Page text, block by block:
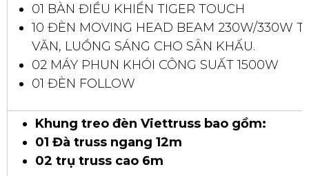
01 BÀN ĐIỀU KHIỂN TIGER TOUCH
10 ĐÈN MOVING HEAD BEAM 230W/330W
VĂN, LUỒNG SÁNG CHO SÂN KHẤU.
02 MÁY PHUN KHÓI CÔNG SUẤT 1500W
01 ĐÈN FOLLOW
Khung treo đèn Viettruss bao gồm:
01 Đà truss ngang 12m
02 trụ truss cao 6m